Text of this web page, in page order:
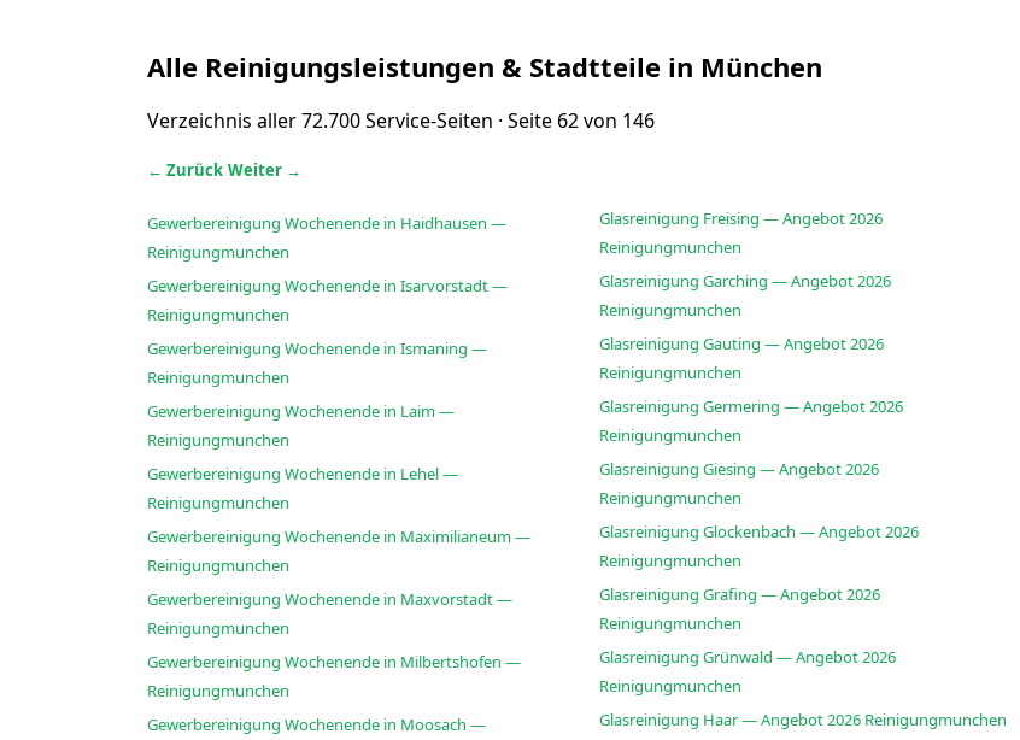
Alle Reinigungsleistungen & Stadtteile in München
Verzeichnis aller 72.700 Service-Seiten · Seite 62 von 146
← Zurück Weiter →
Gewerbereinigung Wochenende in Haidhausen —
Reinigungmunchen
Gewerbereinigung Wochenende in Isarvorstadt —
Reinigungmunchen
Gewerbereinigung Wochenende in Ismaning —
Reinigungmunchen
Gewerbereinigung Wochenende in Laim —
Reinigungmunchen
Gewerbereinigung Wochenende in Lehel —
Reinigungmunchen
Gewerbereinigung Wochenende in Maximilianeum —
Reinigungmunchen
Gewerbereinigung Wochenende in Maxvorstadt —
Reinigungmunchen
Gewerbereinigung Wochenende in Milbertshofen —
Reinigungmunchen
Gewerbereinigung Wochenende in Moosach —
Glasreinigung Freising — Angebot 2026
Reinigungmunchen
Glasreinigung Garching — Angebot 2026
Reinigungmunchen
Glasreinigung Gauting — Angebot 2026
Reinigungmunchen
Glasreinigung Germering — Angebot 2026
Reinigungmunchen
Glasreinigung Giesing — Angebot 2026
Reinigungmunchen
Glasreinigung Glockenbach — Angebot 2026
Reinigungmunchen
Glasreinigung Grafing — Angebot 2026
Reinigungmunchen
Glasreinigung Grünwald — Angebot 2026
Reinigungmunchen
Glasreinigung Haar — Angebot 2026 Reinigungmunchen